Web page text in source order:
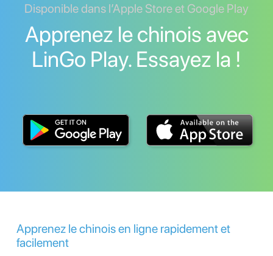
Disponible dans l’Apple Store et Google Play
Apprenez le chinois avec
LinGo Play. Essayez la !
Apprenez le chinois en ligne rapidement et
facilement